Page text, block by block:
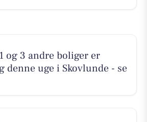
og 3 andre boliger er
denne uge i Skovlunde - se